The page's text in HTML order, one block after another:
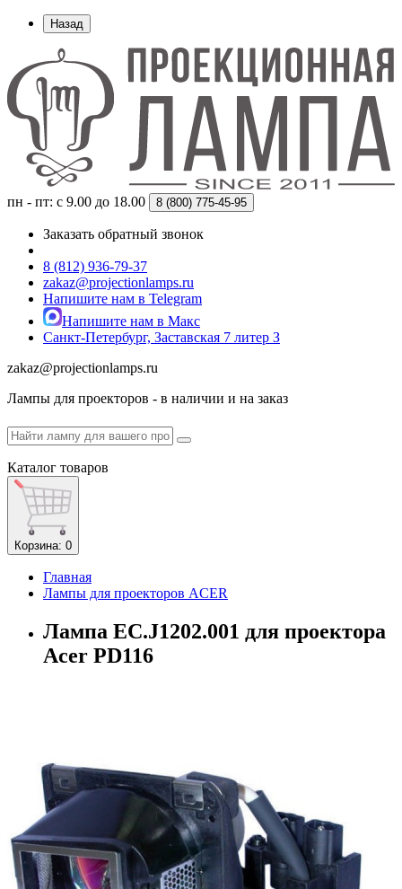
Назад
пн - пт: с 9.00 до 18.00 8 (800) 775-45-95
Заказать обратный звонок
8 (812) 936-79-37
zakaz@projectionlamps.ru
Напишите нам в Telegram
Напишите нам в Макс
Санкт-Петербург, Заставская 7 литер З
zakaz@projectionlamps.ru
Лампы для проекторов - в наличии и на заказ
Каталог товаров
Корзина: 0
Главная
Лампы для проекторов ACER
Лампа EC.J1202.001 для проектора
Acer PD116